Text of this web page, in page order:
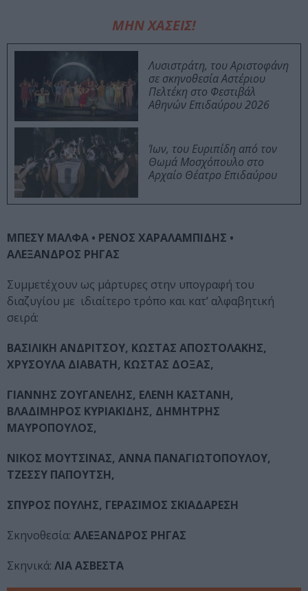
ΜΗΝ ΧΑΣΕΙΣ!
Λυσιστράτη, του Αριστοφάνη
σε σκηνοθεσία Αστέριου
Πελτέκη στο Φεστιβάλ
Αθηνών Επιδαύρου 2026
Ίων, του Ευριπίδη από τον
Θωμά Μοσχόπουλο στο
Αρχαίο Θέατρο Επιδαύρου
ΜΠΕΣΥ ΜΑΛΦΑ • ΡΕΝΟΣ ΧΑΡΑΛΑΜΠΙΔΗΣ •
ΑΛΕΞΑΝΔΡΟΣ ΡΗΓΑΣ
Συμμετέχουν ως μάρτυρες στην υπογραφή του
διαζυγίου με ιδιαίτερο τρόπο και κατ’ αλφαβητική
σειρά:
ΒΑΣΙΛΙΚΗ ΑΝΔΡΙΤΣΟΥ, ΚΩΣΤΑΣ ΑΠΟΣΤΟΛΑΚΗΣ,
ΧΡΥΣΟΥΛΑ ΔΙΑΒΑΤΗ, ΚΩΣΤΑΣ ΔΟΞΑΣ,
ΓΙΑΝΝΗΣ ΖΟΥΓΑΝΕΛΗΣ, ΕΛΕΝΗ ΚΑΣΤΑΝΗ,
ΒΛΑΔΙΜΗΡΟΣ ΚΥΡΙΑΚΙΔΗΣ, ΔΗΜΗΤΡΗΣ
ΜΑΥΡΟΠΟΥΛΟΣ,
ΝΙΚΟΣ ΜΟΥΤΣΙΝΑΣ, ΑΝΝΑ ΠΑΝΑΓΙΩΤΟΠΟΥΛΟΥ,
ΤΖΕΣΣΥ ΠΑΠΟΥΤΣΗ,
ΣΠΥΡΟΣ ΠΟΥΛΗΣ, ΓΕΡΑΣΙΜΟΣ ΣΚΙΑΔΑΡΕΣΗ
Σκηνοθεσία: ΑΛΕΞΑΝΔΡΟΣ ΡΗΓΑΣ
Σκηνικά: ΛΙΑ ΑΣΒΕΣΤΑ